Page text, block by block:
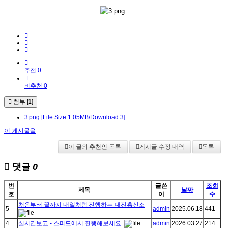
추천 0
비추천 0
첨부 [1]
3.png [File Size:1.05MB/Download:3]
이 게시물을
이 글의 추천인 목록 게시글 수정 내역 목록
댓글 0
번
호
제목
글쓴
이
날짜
조회
수
5
처음부터 끝까지 내일처럼 진행하는 대전흥신소
admin 2025.06.18 441
4 실시간보고 - 스피드에서 진행해보세요. admin 2026.03.27 214